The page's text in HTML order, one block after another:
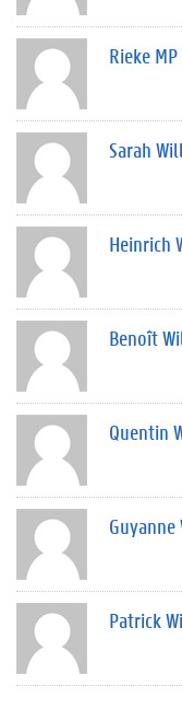
Rieke
Sarah
Heinrich
Benoît
Quentin
Guyanne
Patrick